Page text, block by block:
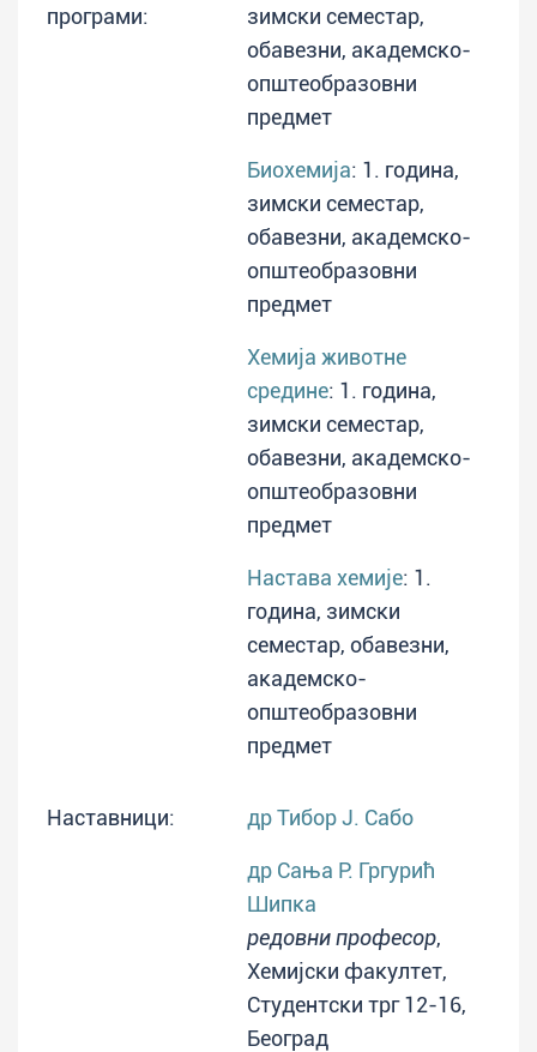
програми:
зимски семестар,
обавезни, академско-
општеобразовни
предмет
Биохемија: 1. година,
зимски семестар,
обавезни, академско-
општеобразовни
предмет
Хемија животне
средине: 1. година,
зимски семестар,
обавезни, академско-
општеобразовни
предмет
Настава хемије: 1.
година, зимски
семестар, обавезни,
академско-
општеобразовни
предмет
Наставници: др Тибор Ј. Сабо
др Сања Р. Гргурић
Шипка
редовни професор,
Хемијски факултет,
Студентски трг 12-16,
Београд